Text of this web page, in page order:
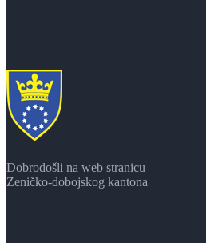
Dobrodošli na web stranicu
Zeničko-dobojskog kantona